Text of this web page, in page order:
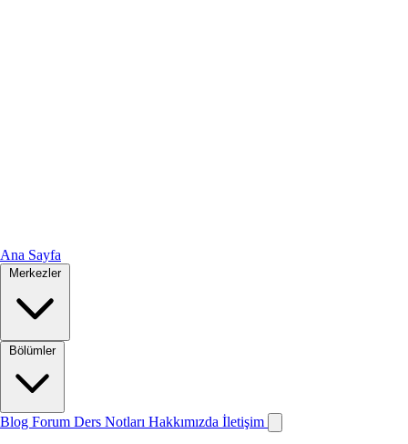
Ana Sayfa
Merkezler
Bölümler
Blog Forum Ders Notları Hakkımızda İletişim